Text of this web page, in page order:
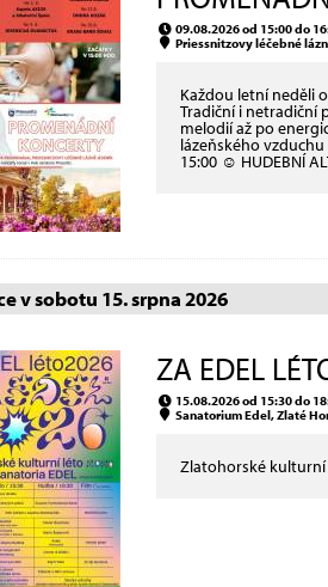
09.08.2026 od 15:00 do
Priessnitzovy léčebné
Každou letní neděli
Tradiční i netradiční
melodií až po
lázeňského
15:00 ☺ HUDEBNÍ
v sobotu 15. srpna 2026
ZA EDEL
15.08.2026 od 15:30 do
Sanatorium Edel, Zlaté
Zlatohorské kulturní